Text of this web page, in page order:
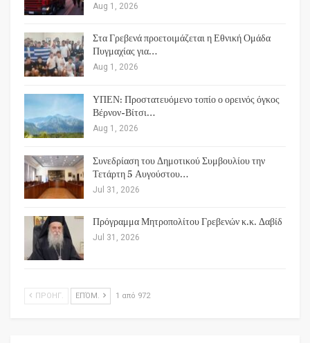
Aug 1, 2026
Στα Γρεβενά προετοιμάζεται η Εθνική Ομάδα
Πυγμαχίας για…
Aug 1, 2026
ΥΠΕΝ: Προστατευόμενο τοπίο ο ορεινός όγκος
Βέρνον-Βίτσι…
Aug 1, 2026
Συνεδρίαση του Δημοτικού Συμβουλίου την
Τετάρτη 5 Αυγούστου…
Jul 31, 2026
Πρόγραμμα Μητροπολίτου Γρεβενών κ.κ. Δαβίδ
Jul 31, 2026
ΠΡΟΗΓ. ΕΠΌΜ. 1 από 972